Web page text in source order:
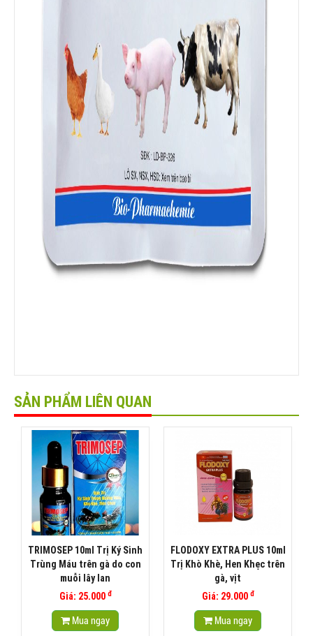
SẢN PHẨM LIÊN QUAN
TRIMOSEP 10ml Trị Ký Sinh
Trùng Máu trên gà do con
muỗi lây lan
Giá: 25.000 đ
Mua ngay
FLODOXY EXTRA PLUS 10ml
Trị Khò Khè, Hen Khẹc trên
gà, vịt
Giá: 29.000 đ
Mua ngay